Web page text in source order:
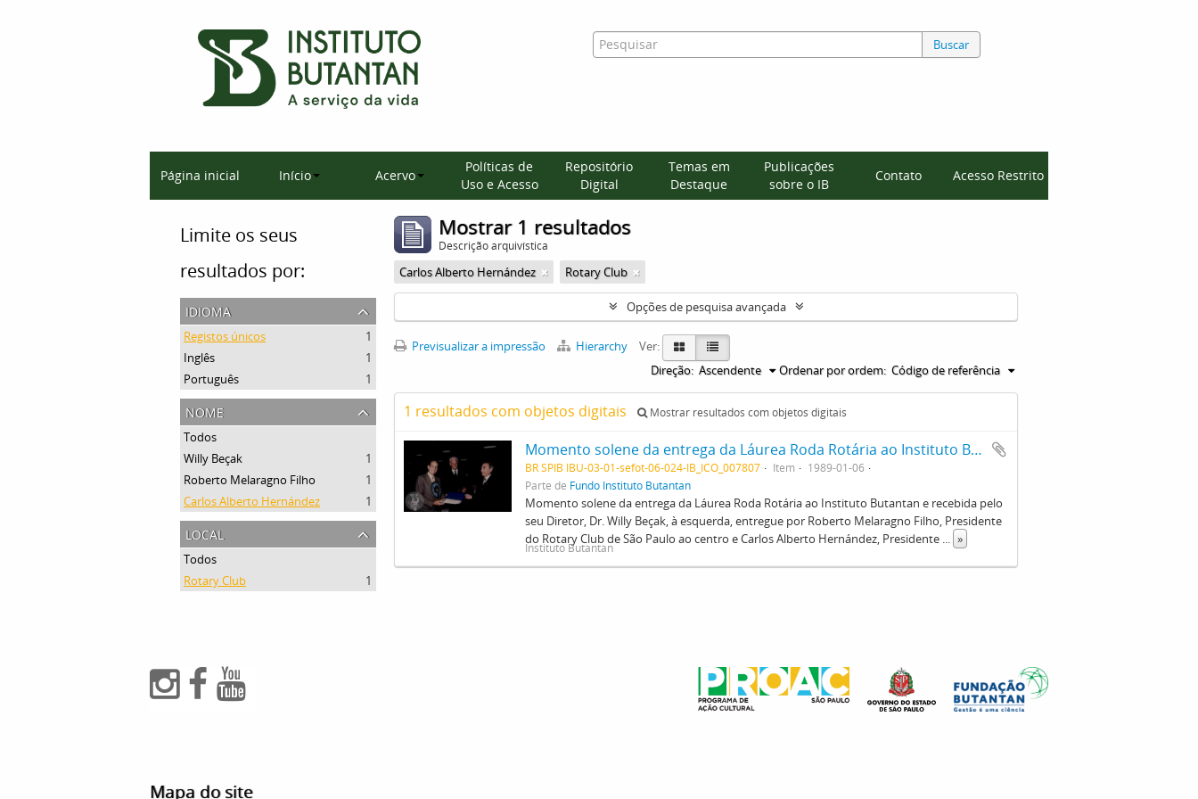
Buscar
Página inicial Início Acervo
Políticas de
Uso e Acesso
Repositório
Digital
Temas em
Destaque
Publicações
sobre o IB
Contato Acesso Restrito
Limite os seus
resultados por:
idioma
Registos únicos
1
Inglês
1
Português
1
nome
Todos
Willy Beçak
1
Roberto Melaragno Filho
1
Carlos Alberto Hernández
1
local
Todos
Rotary Club
1
Mostrar 1 resultados
Descrição arquivística
Carlos Alberto Hernández Rotary Club
Opções de pesquisa avançada
Previsualizar a impressão Hierarchy
Ver:
Ordenar por ordem: Código de referência
Direção: Ascendente
1 resultados com objetos digitais Mostrar resultados com objetos digitais
Momento solene da entrega da Láurea Roda Rotária ao Instituto Butantan e recebida pelo seu Diretor, Dr. Willy Beçak, à esquerda, entregue por Roberto Melaragno Filho, Presidente do Rotary Club de São Paulo ao centro e Carlos Alberto Hernández, Presidente da Comissão do Ateneu Rotário à direita
BR SPIB IBU-03-01-sefot-06-024-IB_ICO_007807 Item
1989-01-06
Parte de Fundo Instituto Butantan
Momento solene da entrega da Láurea Roda Rotária ao Instituto Butantan e recebida pelo
seu Diretor, Dr. Willy Beçak, à esquerda, entregue por Roberto Melaragno Filho, Presidente
do Rotary Club de São Paulo ao centro e Carlos Alberto Hernández, Presidente ... »
Instituto Butantan
Mapa do site